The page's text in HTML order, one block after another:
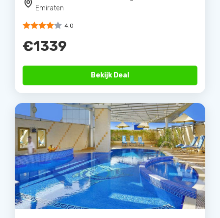
Emiraten
4.0
€1339
Bekijk Deal